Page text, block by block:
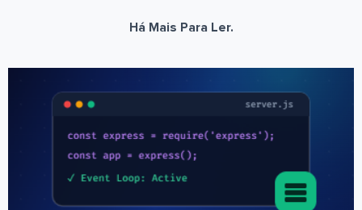
Há Mais Para Ler.